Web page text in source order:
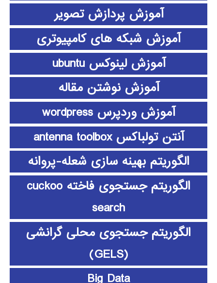
آموزش پردازش تصویر
آموزش شبکه های کامپیوتری
آموزش لینوکس ubuntu
آموزش نوشتن مقاله
آموزش وردپرس wordpress
آنتن تولباکس antenna toolbox
الگوریتم بهینه سازی شعله-پروانه
الگوریتم جستجوی فاخته cuckoo
search
الگوریتم جستجوی محلی گرانشی
(GELS)
Big Data